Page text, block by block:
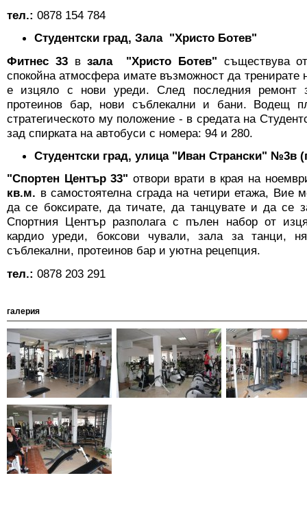
тел.: 0878 154 784
Студентски град, Зала "Христо Ботев"
Фитнес 33взала "Христо Ботев" съществува
спокойна атмосфера имате възможност да тренирате
е изцяло с нови уреди. След последния ремонт
протеинов бар, нови съблекални и бани. Водещ
стратегическото му положение - в средата на
зад спирката на автобуси с номера: 94 и 280.
Студентски град, улица "Иван Странски" №3в
"Спортен Център 33" отвори врати в края на
кв.м. в самостоятелна сграда на четири етажа, Вие
да се боксирате, да тичате, да танцувате и да се
Спортния Център разполага с пълен набор от
кардио уреди, боксови чували, зала за танци,
съблекални, протеинов бар и уютна рецепция.
тел.: 0878 203 291
галерия